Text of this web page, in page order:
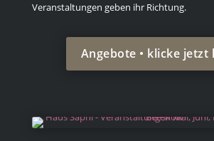
Veranstaltungen geben ihr Richtung.
Angebote • klicke jetzt